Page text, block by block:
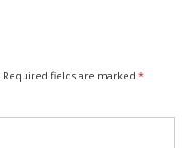
Required fields are marked *